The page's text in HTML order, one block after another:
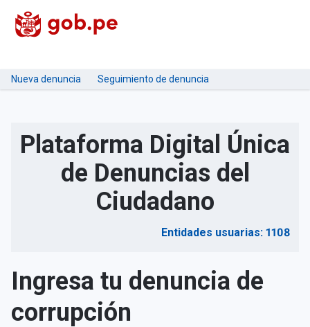
Nueva denuncia Seguimiento de denuncia
Plataforma Digital Única
de Denuncias del
Ciudadano
Entidades usuarias: 1108
Ingresa tu denuncia de
corrupción